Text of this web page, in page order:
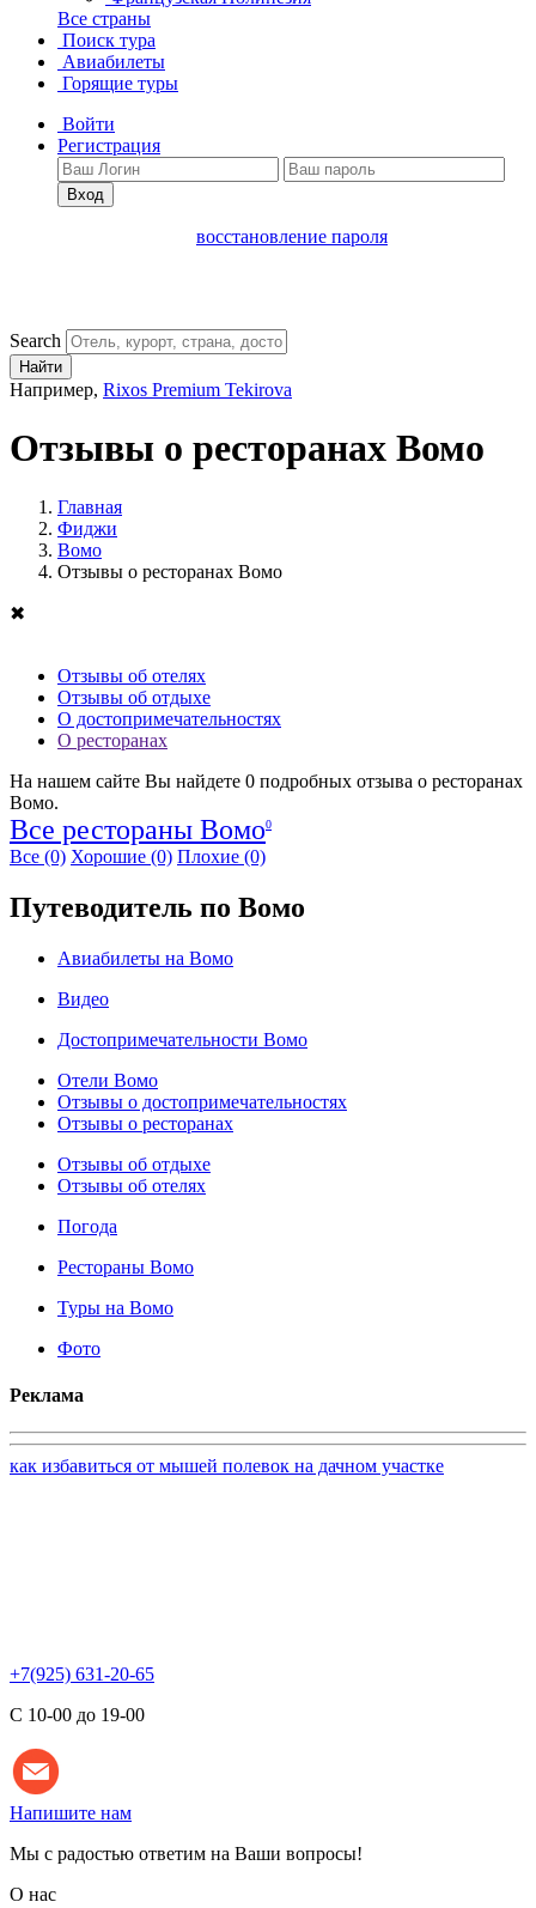
Все страны
Поиск тура
Авиабилеты
Горящие туры
Войти
Регистрация
Вход
восстановление пароля
Search
Найти
Например, Rixos Premium Tekirova
Отзывы о ресторанах Вомо
Главная
Фиджи
Вомо
Отзывы о ресторанах Вомо
✖
Отзывы об отелях
Отзывы об отдыхе
О достопримечательностях
О ресторанах
На нашем сайте Вы найдете 0 подробных отзыва о ресторанах
Вомо.
Все рестораны Вомо0
Все (0) Хорошие (0) Плохие (0)
Путеводитель по Вомо
Авиабилеты на Вомо
Видео
Достопримечательности Вомо
Отели Вомо
Отзывы о достопримечательностях
Отзывы о ресторанах
Отзывы об отдыхе
Отзывы об отелях
Погода
Рестораны Вомо
Туры на Вомо
Фото
Реклама
как избавиться от мышей полевок на дачном участке
+7(925) 631-20-65
С 10-00 до 19-00
Напишите нам
Мы с радостью ответим на Ваши вопросы!
О нас